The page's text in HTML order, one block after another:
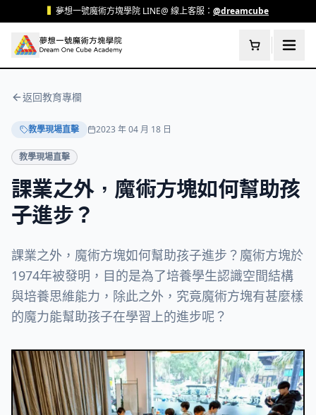
跳至主要內容夢想一號魔術方塊學院 LINE@ 線上客服： @dreamcube
返回教育專欄
教學現場直擊 2023 年 04 月 18 日
教學現場直擊
課業之外，魔術方塊如何幫助孩
子進步？
課業之外，魔術方塊如何幫助孩子進步？魔術方塊於
1974年被發明，目的是為了培養學生認識空間結構
與培養思維能力，除此之外，究竟魔術方塊有甚麼樣
的魔力能幫助孩子在學習上的進步呢？